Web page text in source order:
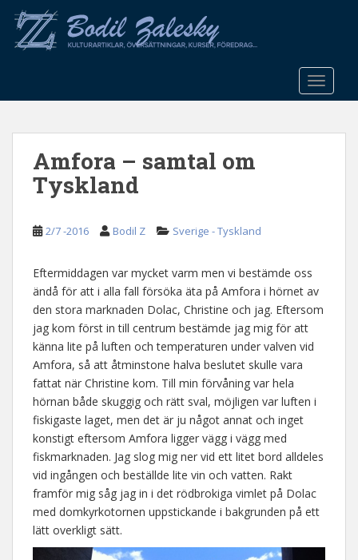
o
Amfora – samtal om
Tyskland
2/7 -2016 Bodil Z Sverige - Tyskland
Eftermiddagen var mycket varm men vi bestämde oss
ändå för att i alla fall försöka äta på Amfora i hörnet av
den stora marknaden Dolac, Christine och jag. Eftersom
jag kom först in till centrum bestämde jag mig för att
känna lite på luften och temperaturen under valven vid
Amfora, så att åtminstone halva beslutet skulle vara
fattat när Christine kom. Till min förvåning var hela
hörnan både skuggig och rätt sval, möjligen var luften i
fiskigaste laget, men det är ju något annat och inget
konstigt eftersom Amfora ligger vägg i vägg med
fiskmarknaden. Jag slog mig ner vid ett litet bord alldeles
vid ingången och beställde lite vin och vatten. Rakt
framför mig såg jag in i det rödbrokiga vimlet på Dolac
med domkyrkotornen uppstickande i bakgrunden på ett
lätt overkligt sätt.